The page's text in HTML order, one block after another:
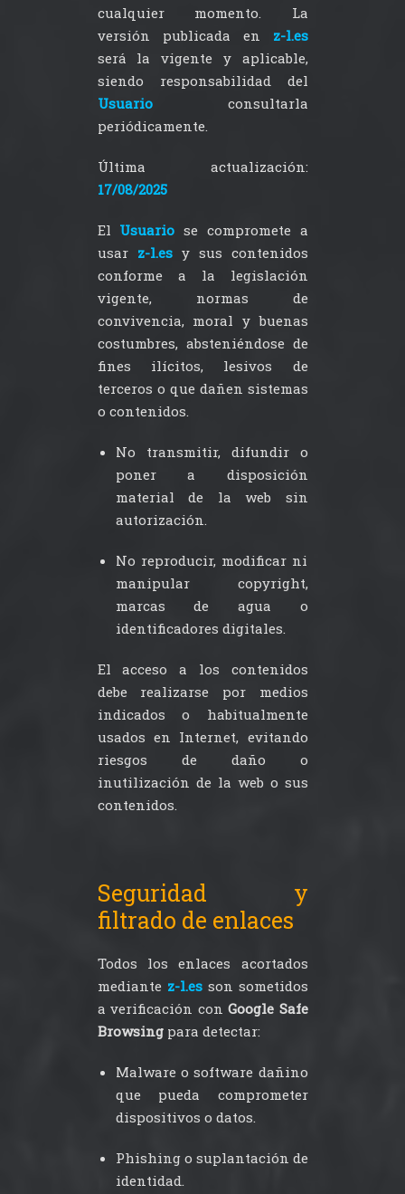
cualquier momento. La
versión publicada en z-l.es
será la vigente y aplicable,
siendo responsabilidad del
Usuarioconsultarla
periódicamente.
Última actualización:
17/08/2025
El Usuario se compromete a
usar z-l.esy sus contenidos
conforme a la legislación
vigente, normas de
convivencia, moral y buenas
costumbres, absteniéndose de
fines ilícitos, lesivos de
terceros o que dañen sistemas
o contenidos.
No transmitir, difundir o
poner a disposición
material de la web sin
autorización.
No reproducir, modificar ni
manipular copyright,
marcas de agua o
identificadores digitales.
El acceso a los contenidos
debe realizarse por medios
indicados o habitualmente
usados en Internet, evitando
riesgos de daño o
inutilización de la web o sus
contenidos.
Seguridad y
filtrado de enlaces
Todos los enlaces acortados
mediante z-l.esson sometidos
a verificación con Google Safe
Browsingpara detectar:
Malware o software dañino
que pueda comprometer
dispositivos o datos.
Phishing o suplantación de
identidad.